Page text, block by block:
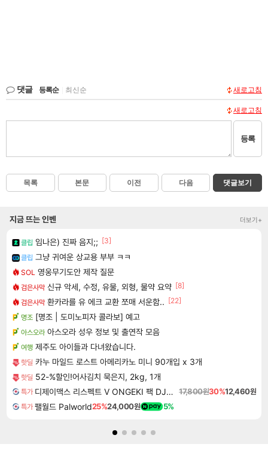
댓글 등록순 최신순 새로고침
새로고침
등록
목록 본문 이전 다음 댓글보기
지금 뜨는 인벤 더보기+
클립 임나은) 진짜 음지;; [3]
클립 그냥 귀여운 상교용 부부 ㅋㅋ
SOL 영웅무기도안 제작 질문
검은사막 신규 악세, 수정, 유물, 외형, 물약 요약 [8]
검은사막 환카라를 유 에크 교환 쪼매 서운함.. [22]
명조 [명조 | 도미노피자 콜라보] 예고
아스오라 아스오라 성우 정보 및 출연작 모음
여행 제주도 아이들과 다녀왔습니다.
핫딜 카누 마일드 로스트 아메리카노 미니 90개입 x 3개
핫딜 52-%할인!어사김치 묵은지, 2kg, 1개
특가 디제이맥스 리스펙트 V ONGEKI 팩 DJMAX RESPECT V ONGEKI Pack DLC 17,800원30%12,460원
특가 팰월드 Palworld25%24,000원 5%